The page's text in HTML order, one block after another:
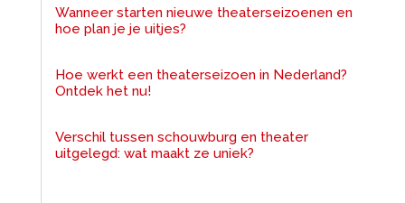
Wanneer starten nieuwe theaterseizoenen en
hoe plan je je uitjes?
Hoe werkt een theaterseizoen in Nederland?
Ontdek het nu!
Verschil tussen schouwburg en theater
uitgelegd: wat maakt ze uniek?